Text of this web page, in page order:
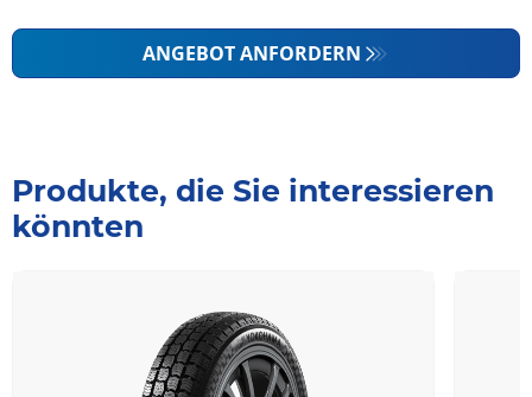
ANGEBOT ANFORDERN
Produkte, die Sie interessieren
könnten